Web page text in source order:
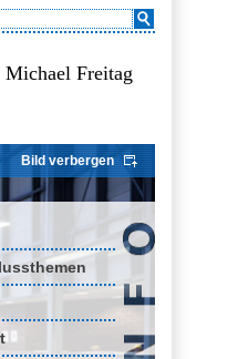
Freitag
Bild verbergen